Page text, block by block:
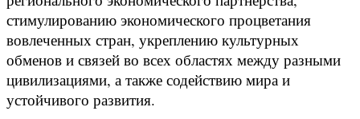
стимулированию экономического процветания
вовлеченных стран, укреплению культурных
обменов и связей во всех областях между разными
цивилизациями, а также содействию мира и
устойчивого развития.